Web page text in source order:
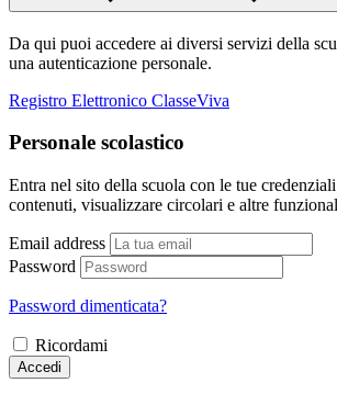
Da qui puoi accedere ai diversi servizi della
una autenticazione personale.
Registro Elettronico ClasseViva
Personale scolastico
Entra nel sito della scuola con le tue
contenuti, visualizzare circolari e altre
Email address
Password
Password dimenticata?
Ricordami
Accedi